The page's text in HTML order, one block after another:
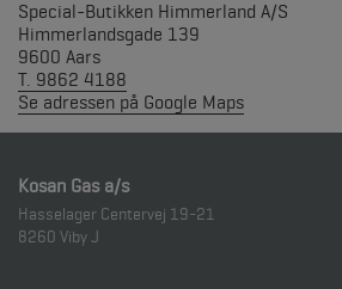
Special-Butikken Himmerland A/S
Himmerlandsgade 139
9600 Aars
T. 9862 4188
Se adressen på Google Maps
Kosan Gas a/s
Hasselager Centervej 19-21
8260 Viby J